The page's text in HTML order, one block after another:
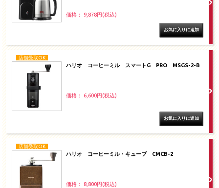
価格： 9,878円(税込)
店舗受取OK
ハリオ コーヒーミル スマートG PRO MSGS-2-B
価格： 6,600円(税込)
店舗受取OK
ハリオ コーヒーミル・キューブ CMCB-2
価格： 8,800円(税込)